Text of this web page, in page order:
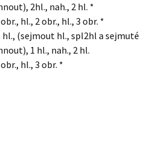
2hl., nah., 2 hl. *
hl., 2 obr., hl., 3 obr. *
hl., (sejmout hl., spl2hl a sejmuté
1 hl., nah., 2 hl.
hl., 3 obr. *